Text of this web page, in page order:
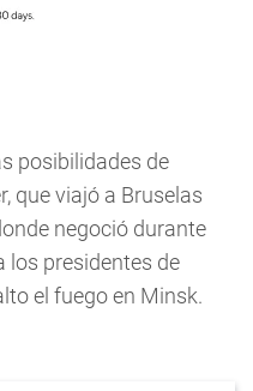
posibilidades de
que viajó a Bruselas
negoció durante
los presidentes de
el fuego en Minsk.